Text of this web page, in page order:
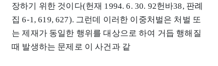
장하기 위한 것이다(헌재 1994. 6. 30. 92헌바38, 판례
집 6-1, 619, 627). 그런데 이러한 이중처벌은 처벌 또
는 제재가 동일한 행위를 대상으로 하여 거듭 행해질
때 발생하는 문제로 이 사건과 같